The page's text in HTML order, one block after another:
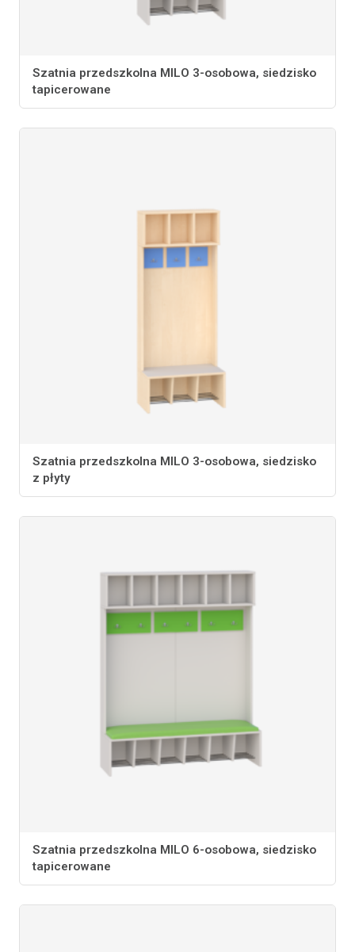
Szatnia przedszkolna MILO 3-osobowa, siedzisko
tapicerowane
Szatnia przedszkolna MILO 3-osobowa, siedzisko
z płyty
Szatnia przedszkolna MILO 6-osobowa, siedzisko
tapicerowane